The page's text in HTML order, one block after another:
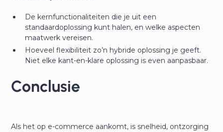
De kernfunctionaliteiten die je uit een
standaardoplossing kunt halen, en welke aspecten
maatwerk vereisen.
Hoeveel flexibiliteit zo’n hybride oplossing je geeft.
Niet elke kant-en-klare oplossing is even aanpasbaar.
Conclusie
Als het op e-commerce aankomt, is snelheid, ontzorging